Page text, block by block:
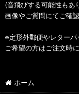
(音飛びする可能性もあ
画像やご質問にてご確認
※定形外郵便やレターパ
ご希望の方はご注文時
ホーム